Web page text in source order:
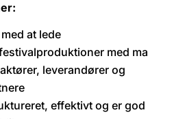
at lede
med ma
leverandører og
effektivt og er god